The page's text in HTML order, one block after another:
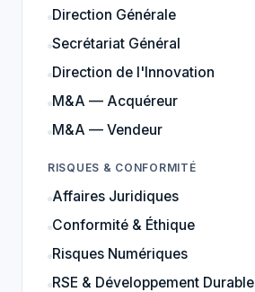
Direction Générale
Secrétariat Général
Direction de l'Innovation
M&A — Acquéreur
M&A — Vendeur
RISQUES & CONFORMITÉ
Affaires Juridiques
Conformité & Éthique
Risques Numériques
RSE & Développement Durable